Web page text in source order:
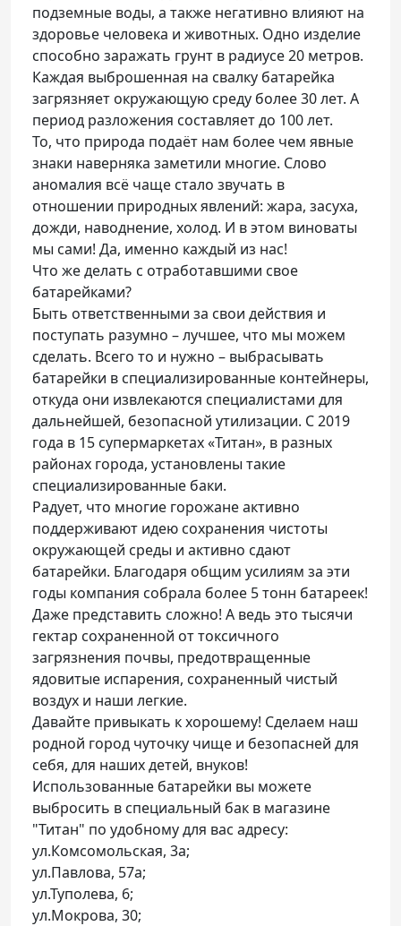
подземные воды, а также негативно влияют на
здоровье человека и животных. Одно изделие
способно заражать грунт в радиусе 20 метров.
Каждая выброшенная на свалку батарейка
загрязняет окружающую среду более 30 лет. А
период разложения составляет до 100 лет.
То, что природа подаёт нам более чем явные
знаки наверняка заметили многие. Слово
аномалия всё чаще стало звучать в
отношении природных явлений: жара, засуха,
дожди, наводнение, холод. И в этом виноваты
мы сами! Да, именно каждый из нас!
Что же делать с отработавшими свое
батарейками?
Быть ответственными за свои действия и
поступать разумно – лучшее, что мы можем
сделать. Всего то и нужно – выбрасывать
батарейки в специализированные контейнеры,
откуда они извлекаются специалистами для
дальнейшей, безопасной утилизации. С 2019
года в 15 супермаркетах «Титан», в разных
районах города, установлены такие
специализированные баки.
Радует, что многие горожане активно
поддерживают идею сохранения чистоты
окружающей среды и активно сдают
батарейки. Благодаря общим усилиям за эти
годы компания собрала более 5 тонн батареек!
Даже представить сложно! А ведь это тысячи
гектар сохраненной от токсичного
загрязнения почвы, предотвращенные
ядовитые испарения, сохраненный чистый
воздух и наши легкие.
Давайте привыкать к хорошему! Сделаем наш
родной город чуточку чище и безопасней для
себя, для наших детей, внуков!
Использованные батарейки вы можете
выбросить в специальный бак в магазине
"Титан" по удобному для вас адресу:
ул.Комсомольская, 3а;
ул.Павлова, 57а;
ул.Туполева, 6;
ул.Мокрова, 30;